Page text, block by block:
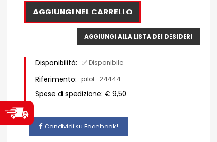
AGGIUNGI NEL CARRELLO
AGGIUNGI ALLA LISTA DEI DESIDERI
Disponibilità: ✅ Disponibile
Riferimento: pilot_24444
Spese di spedizione: € 9,50
Condividi su Facebook!